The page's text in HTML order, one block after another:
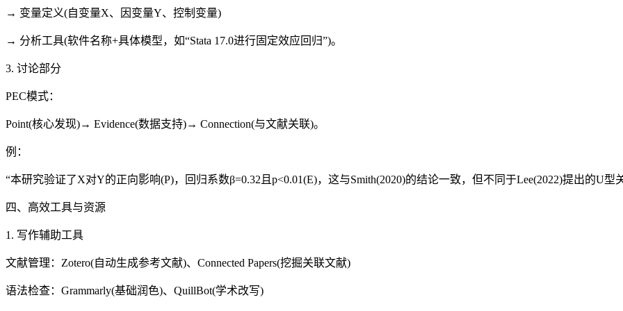
→ 变量定义(自变量X、因变量Y、控制变量)
→ 分析工具(软件名称+具体模型，如“Stata 17.0进行固定效应回归”)。
3. 讨论部分
PEC模式：
Point(核心发现)→ Evidence(数据支持)→ Connection(与文献关联)。
例：
“本研究验证了X对Y的正向影响(P)，回归系数β=0.32且p<0.01(E)，这与Smith(2020)的结论一致，但不同于Lee(2022)提出的U型
四、高效工具与资源
1. 写作辅助工具
文献管理：Zotero(自动生成参考文献)、Connected Papers(挖掘关联文献)
语法检查：Grammarly(基础润色)、QuillBot(学术改写)